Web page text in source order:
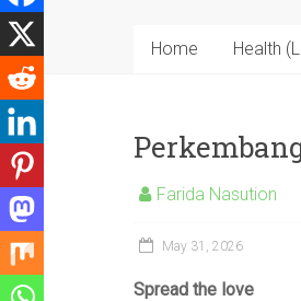
Home Health
Farida Nasution
May 31, 2026
Spread the love